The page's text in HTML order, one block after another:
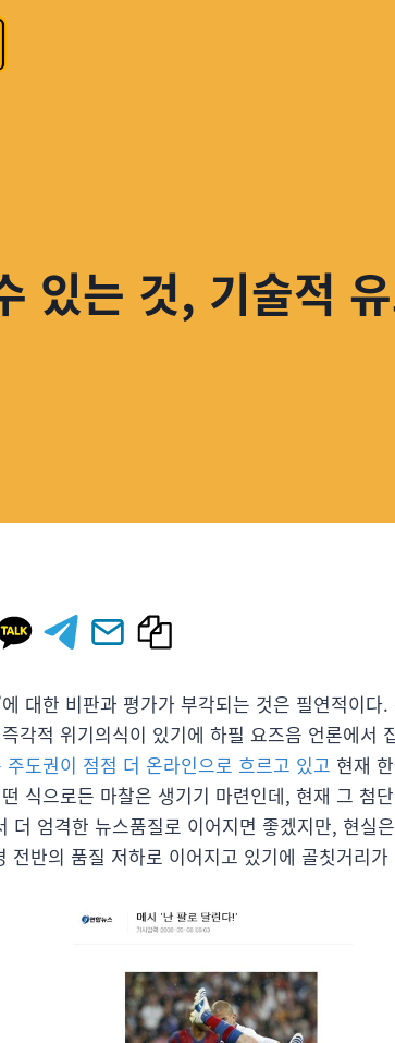
있는 것, 기술적
대한 비판과 평가가 부각되는 것은 필연적이
각적 위기의식이 있기에 하필 요즈음 언론에서
도권이 점점 더 온라인으로 흐르고 있고 현재
식으로든 마찰은 생기기 마련인데, 현재 그 첨
더 엄격한 뉴스품질로 이어지면 좋겠지만, 현실
전반의 품질 저하로 이어지고 있기에 골칫거리